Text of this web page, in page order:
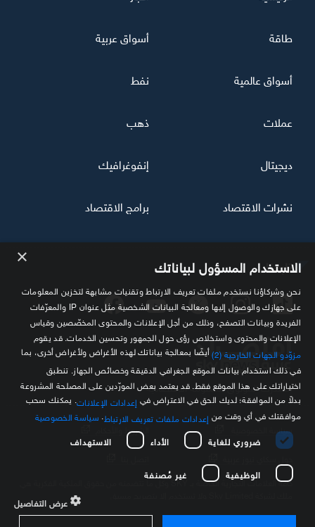
تابعنا
مصدرك الموثوق للمعلومة الاقتصادية
طاقة أسواق عربية
أسواق عالمية نفط
عملات ذهب
ديجيتال إنفوغرافيك
نشرات الاقتصاد برامج الاقتصاد
سياسة الخصوصية الشروط والأحكام
كافة العلامات التجارية الخاصة بـ SKY وكل ما تتضمنه من حقوق الملكية الفكرية هي
× الاستخدام المسؤول لبياناتك
نحن وشركاؤنا نستخدم ملفات تعريف الارتباط وتقنيات مشابهة لتخزين المعلومات
على جهازك والوصول إليها ومعالجة البيانات الشخصية مثل عنوان IP والمعرّفات
الفريدة وبيانات التصفح، وذلك من أجل الإعلانات والمحتوى المخصّصين وقياس
الإعلانات والمحتوى واستخلاص رؤى حول الجمهور وتحسين الخدمات. قد يقوم
مزوّدو الجهات الخارجية (2)
أيضًا بمعالجة بياناتك لهذه الأغراض ولأغراض أخرى، بما
في ذلك استخدام بيانات الموقع الجغرافي الدقيقة وخصائص الجهاز. تنطبق
اختياراتك على هذا الموقع فقط. قد يعتمد بعض المورّدين على المصلحة المشروعة
بدلاً من الموافقة؛ لديك الحق في الاعتراض في إعدادات الإعلانات . يمكنك سحب
موافقتك في أي وقت من إعدادات ملفات تعريف الارتباط سياسة الخصوصية
ضروري للغاية
الأداء الاستهداف
الوظيفية غير مُصنفة
عرض التفاصيل